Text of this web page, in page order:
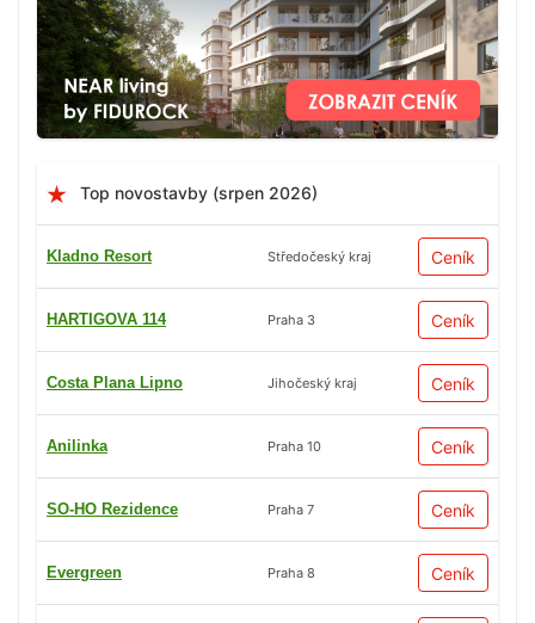
Top novostavby (srpen 2026)
Kladno Resort Středočeský kraj Ceník
HARTIGOVA 114 Praha 3 Ceník
Costa Plana Lipno Jihočeský kraj Ceník
Anilinka Praha 10 Ceník
SO-HO Rezidence Praha 7 Ceník
Evergreen Praha 8 Ceník